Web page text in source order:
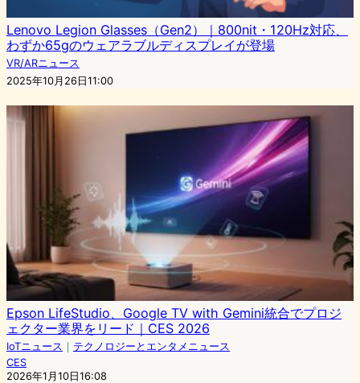
Lenovo Legion Glasses（Gen2）｜800nit・120Hz対応、
わずか65gのウェアラブルディスプレイが登場
VR/ARニュース
2025年10月26日11:00
Epson LifeStudio、Google TV with Gemini統合でプロジ
ェクター業界をリード｜CES 2026
IoTニュース ｜ テクノロジーとエンタメニュース
CES
2026年1月10日16:08